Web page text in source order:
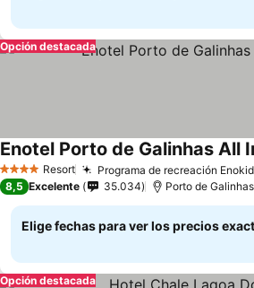
Opción destacada
4 EstrellasResort Programa de recreación
Enotel Porto de Galinhas All
8,5 Excelente 35.034 Porto de Galinhas
Elige fechas para ver los precios
Opción destacada